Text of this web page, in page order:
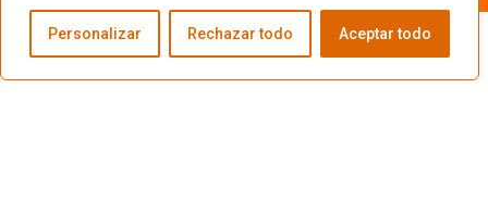
Personalizar Rechazar todo Aceptar todo